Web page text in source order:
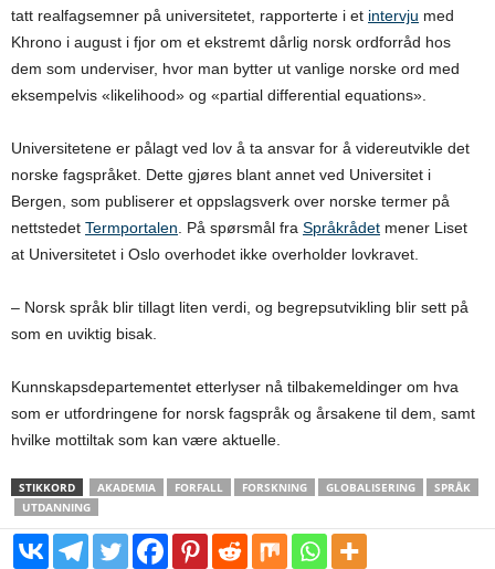
tatt realfagsemner på universitetet, rapporterte i et intervju med
Khrono i august i fjor om et ekstremt dårlig norsk ordforråd hos
dem som underviser, hvor man bytter ut vanlige norske ord med
eksempelvis «likelihood» og «partial differential equations».
Universitetene er pålagt ved lov å ta ansvar for å videreutvikle det
norske fagspråket. Dette gjøres blant annet ved Universitet i
Bergen, som publiserer et oppslagsverk over norske termer på
nettstedet Termportalen . På spørsmål fra Språkrådet mener Liset
at Universitetet i Oslo overhodet ikke overholder lovkravet.
– Norsk språk blir tillagt liten verdi, og begrepsutvikling blir sett på
som en uviktig bisak.
Kunnskapsdepartementet etterlyser nå tilbakemeldinger om hva
som er utfordringene for norsk fagspråk og årsakene til dem, samt
hvilke mottiltak som kan være aktuelle.
STIKKORD AKADEMIA FORFALL FORSKNING GLOBALISERING
SPRÅK
UTDANNING